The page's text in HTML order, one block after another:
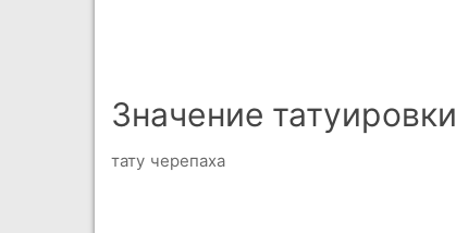
Значение татуировки
тату черепаха